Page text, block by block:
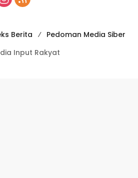
Berita
Pedoman Media Siber
Input Rakyat